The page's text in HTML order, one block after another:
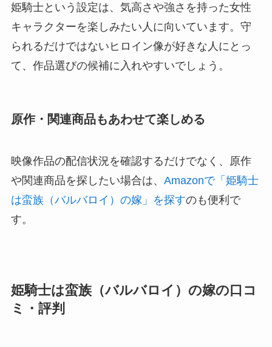
姫騎士という設定は、気高さや強さを持った女性
キャラクターを楽しみたい人に向いています。守
られるだけではないヒロイン像が好きな人にとっ
て、作品選びの候補に入れやすいでしょう。
原作・関連商品もあわせて楽しめる
映像作品の配信状況を確認するだけでなく、原作
や関連商品を探したい場合は、 Amazonで「姫騎士
は蛮族（バルバロイ）の嫁」を探すのも便利で
す。
姫騎士は蛮族（バルバロイ）の嫁の口コ
ミ・評判